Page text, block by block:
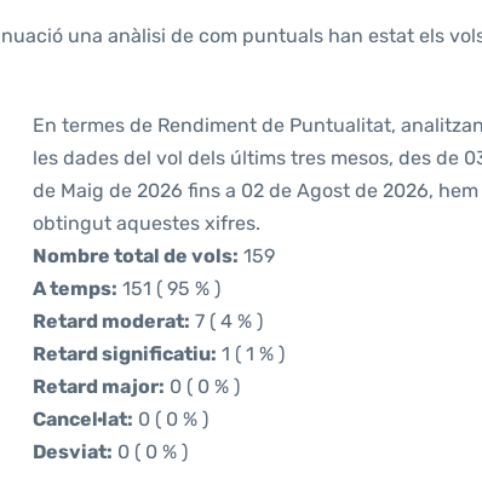
una anàlisi de com puntuals han estat els
En termes de Rendiment de Puntualitat,
les dades del vol dels últims tres mesos, des de
de Maig de 2026 fins a 02 de Agost de 2026, hem
obtingut aquestes xifres.
Nombre total de vols: 159
A temps: 151 ( 95 % )
Retard moderat: 7 ( 4 % )
Retard significatiu: 1 ( 1 % )
Retard major: 0 ( 0 % )
Cancel·lat: 0 ( 0 % )
Desviat: 0 ( 0 % )